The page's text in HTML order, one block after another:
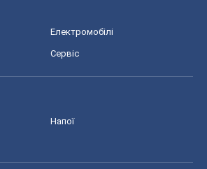
Електромобілі
Сервіс
Напої